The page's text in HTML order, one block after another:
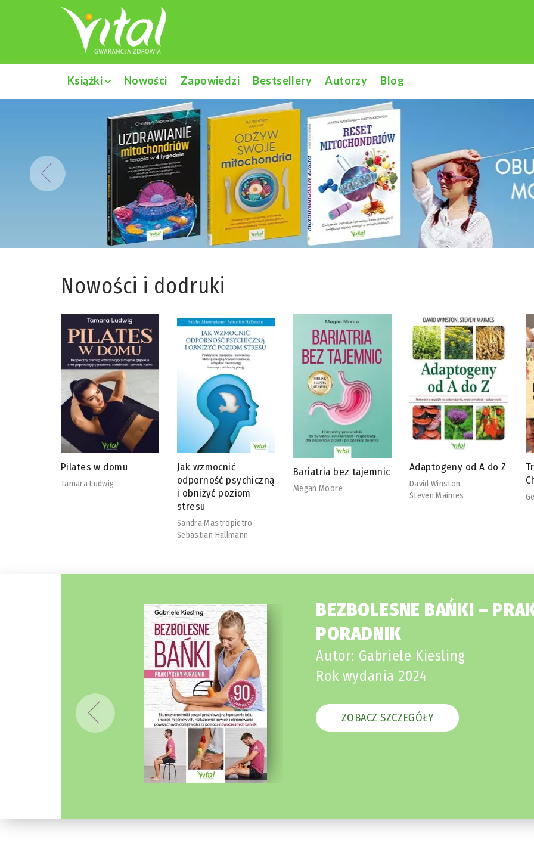
Książki Nowości Zapowiedzi Bestsellery Autorzy Blog
Nowości i dodruki
Jak wzmocnić
odporność psychiczną
Bariatria bez tajemnic
Megan Moore
Adaptogeny od A do Z
David Winston
Steven Maimes
Tradycyjna Medycyna
Chińska
Georg Weidinger
BEZBOLESNE BAŃKI –
PORADNIK
Autor: Gabriele Kiesling
Rok wydania 2024
ZOBACZ SZCZEGÓŁY